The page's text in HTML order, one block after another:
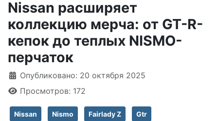
Nissan расширяет
коллекцию мерча: от GT-R-
кепок до теплых NISMO-
перчаток
Информация о материале
Опубликовано: 20 октября 2025
Просмотров: 172
Nissan Nismo Fairlady Z Gtr